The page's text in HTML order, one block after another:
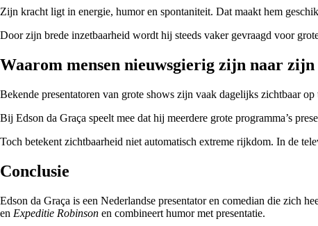
Zijn kracht ligt in energie, humor en spontaniteit. Dat maakt hem
Door zijn brede inzetbaarheid wordt hij steeds vaker gevraagd voor
Waarom mensen nieuwsgierig zijn naar zijn
Bekende presentatoren van grote shows zijn vaak dagelijks zichtbaar
Bij Edson da Graça speelt mee dat hij meerdere grote programma’s
Toch betekent zichtbaarheid niet automatisch extreme rijkdom. In de
Conclusie
Edson da Graça is een Nederlandse presentator en comedian die zich
en Expeditie Robinson en combineert humor met presentatie.